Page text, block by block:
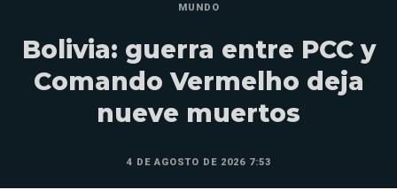
MUNDO
Bolivia: guerra entre PCC y
Comando Vermelho deja
nueve muertos
4 DE AGOSTO DE 2026 7:53